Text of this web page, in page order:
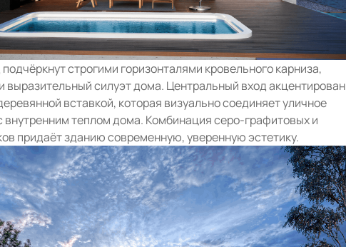
строгими горизонталями кровельного карниза,
силуэт дома. Центральный вход акцентирован
вставкой, которая визуально соединяет уличное
внутренним теплом дома. Комбинация серо-графитовых и
придаёт зданию современную, уверенную эстетику.